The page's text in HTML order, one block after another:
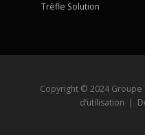
Trèfle Solution
Copyright © 2024
d’utilisation |